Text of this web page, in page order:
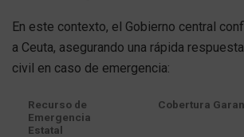
En este contexto, el Gobierno central
a Ceuta, asegurando una rápida
civil en caso de emergencia:
Recurso de
Emergencia
Estatal
Cobertura